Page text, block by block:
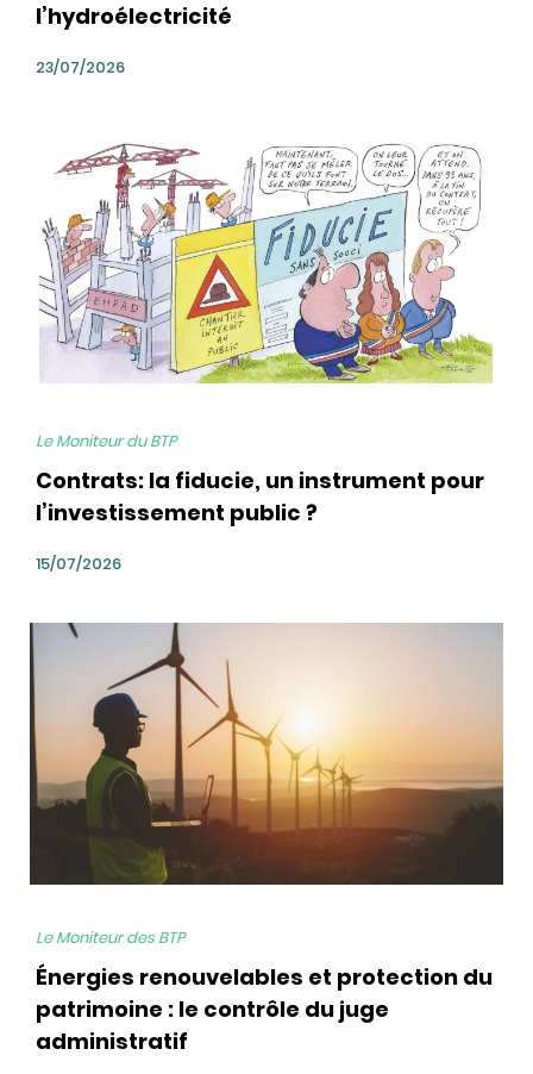
l’hydroélectricité
23/07/2026
Le Moniteur du BTP
Contrats: la fiducie, un instrument pour
l’investissement public ?
15/07/2026
bg
Le Moniteur des BTP
Énergies renouvelables et protection du
patrimoine : le contrôle du juge
administratif